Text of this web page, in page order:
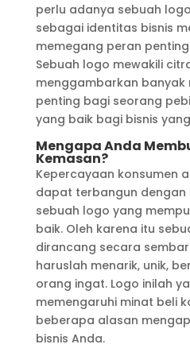
perlu adanya sebuah
sebagai identitas bisnis
memegang peran
Sebuah logo mewakili
menggambarkan banyak
penting bagi seorang
yang baik bagi bisnis
Mengapa Anda
Kemasan?
Kepercayaan konsumen
dapat terbangun dengan
sebuah logo yang
baik. Oleh karena itu
dirancang secara
haruslah menarik, unik,
orang ingat. Logo inilah
memengaruhi minat beli
beberapa alasan
bisnis Anda.